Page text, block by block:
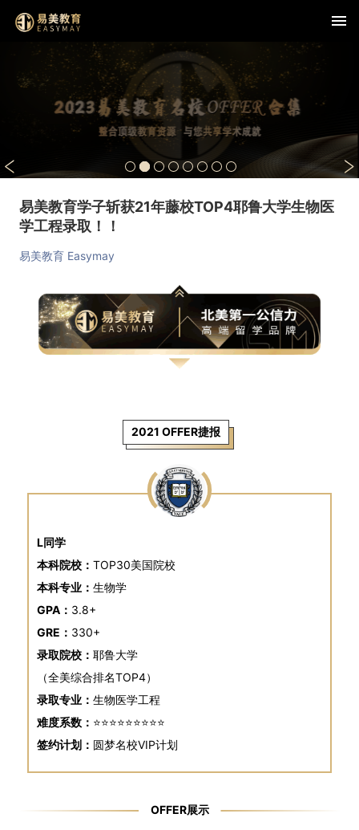
易美教育学子斩获21年藤校TOP4耶鲁大学生物医
学工程录取！！
易美教育 Easymay
2021 OFFER捷报
L同学
本科院校： TOP30美国院校
本科专业： 生物学
GPA： 3.8+
GRE： 330+
录取院校： 耶鲁大学
（全美综合排名TOP4）
录取专业： 生物医学工程
难度系数： ⭐⭐⭐⭐⭐⭐⭐⭐⭐
签约计划： 圆梦名校VIP计划
OFFER展示